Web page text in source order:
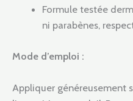
Formule testée
ni parabènes,
Mode d’emploi :
Appliquer généreusement